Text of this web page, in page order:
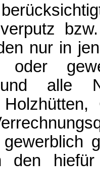
nur in
oder
alle
hiefür